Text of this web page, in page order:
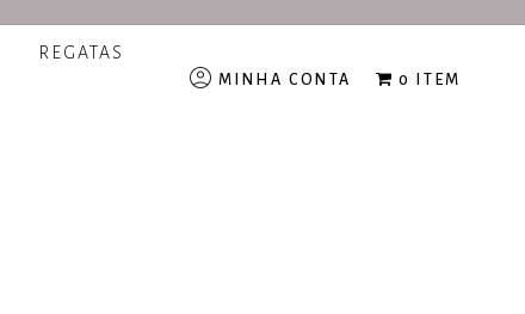
REGATAS
MINHA CONTA 0 ITEM